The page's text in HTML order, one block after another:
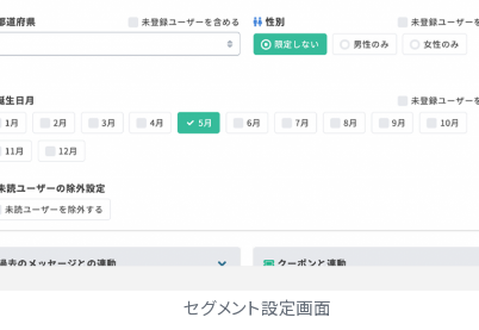
セグメント設定画面